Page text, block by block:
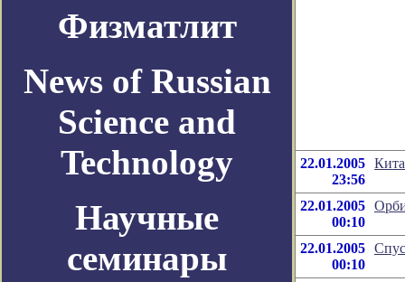
Физматлит
News of Russian
Science and
Technology
Научные
семинары
22.01.2005
23:56
22.01.2005
00:10
22.01.2005
00:10